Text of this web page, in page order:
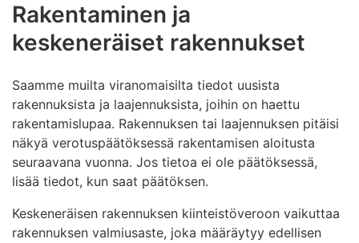
Rakentaminen ja
keskeneräiset rakennukset
Saamme muilta viranomaisilta tiedot uusista
rakennuksista ja laajennuksista, joihin on haettu
rakentamislupaa. Rakennuksen tai laajennuksen pitäisi
näkyä verotuspäätöksessä rakentamisen aloitusta
seuraavana vuonna. Jos tietoa ei ole päätöksessä,
lisää tiedot, kun saat päätöksen.
Keskeneräisen rakennuksen kiinteistöveroon vaikuttaa
rakennuksen valmiusaste, joka määräytyy edellisen